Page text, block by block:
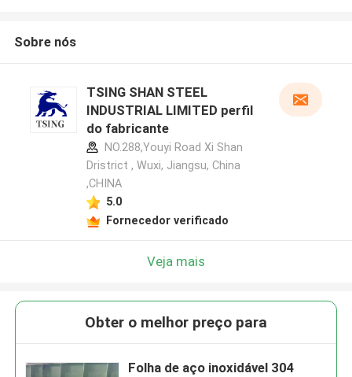
Sobre nós
TSING SHAN STEEL
INDUSTRIAL LIMITED perfil
do fabricante
NO.288,Youyi Road Xi Shan
Dristrict , Wuxi, Jiangsu, China
,CHINA
5.0
Fornecedor verificado
Veja mais
Obter o melhor preço para
Folha de aço inoxidável 304